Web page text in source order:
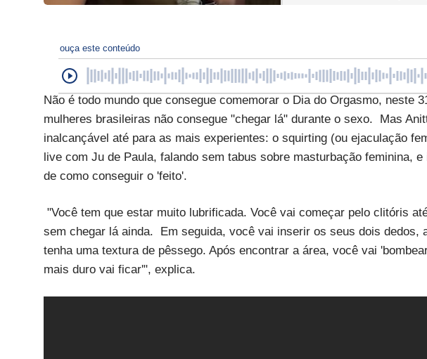
ouça este conteúdo
Não é todo mundo que consegue comemorar o Dia do Orgasmo, neste
mulheres brasileiras não consegue "chegar lá" durante o sexo. Mas
inalcançável até para as mais experientes: o squirting (ou ejaculação
live com Ju de Paula, falando sem tabus sobre masturbação feminina,
de como conseguir o 'feito'.
"Você tem que estar muito lubrificada. Você vai começar pelo clitóris
sem chegar lá ainda. Em seguida, você vai inserir os seus dois dedos,
tenha uma textura de pêssego. Após encontrar a área, você vai
mais duro vai ficar'", explica.